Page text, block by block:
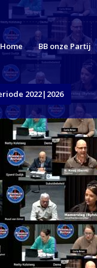
Home BB onze Partij
2022|2026